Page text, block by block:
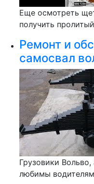
Еще осмотреть
получить
Ремонт и
самосвал
Грузовики
любимы